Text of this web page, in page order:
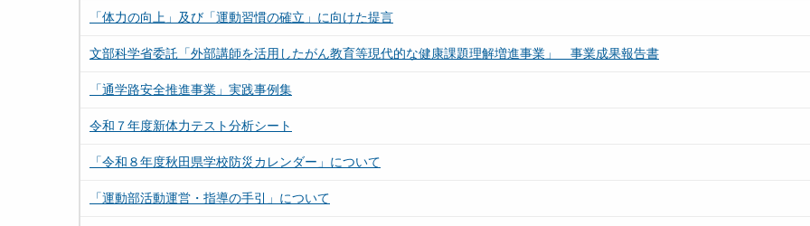
「体力の向上」及び「運動習慣の確立」に向けた提言
文部科学省委託「外部講師を活用したがん教育等現代的な健康課題理解増進事業」 事業成果報告書
「通学路安全推進事業」実践事例集
令和７年度新体力テスト分析シート
「令和８年度秋田県学校防災カレンダー」について
「運動部活動運営・指導の手引」について